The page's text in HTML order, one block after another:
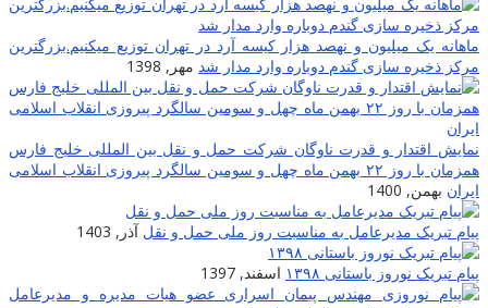
ماهانه یک میلیون و نهصد هزار کیسه آرد در تهران توزیع میکنیم.بزرگترین
مرکز ذخیره سازی گندم دوباره وارد مدار شد مهر, 1398
نمایش اقتدار و قدرت ناوگان شرکت حمل و نقل بین المللی خلیج فارس
همزمان با روز ۲۲ بهمن ماه چهل و سومین سالگرد پیروزی انقلاب اسلامی
ایران بهمن, 1400
پیام تبریک مدیرعامل به مناسبت روز ملی حمل و نقل آذر, 1403
پیام تبریک نوروز باستانی ۱۳۹۸
اسفند, 1397